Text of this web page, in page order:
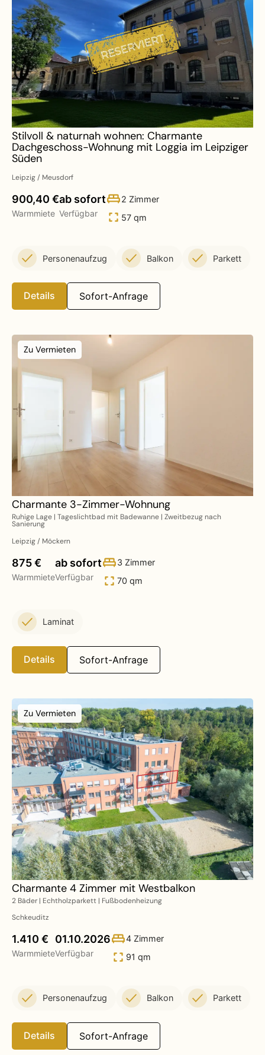
Stilvoll & naturnah wohnen: Charmante
Dachgeschoss-Wohnung mit Loggia im Leipziger
Süden
Leipzig / Meusdorf
900,40 €
Warmmiete
ab sofort
Verfügbar
2 Zimmer
57 qm
Personenaufzug Balkon Parkett
Details Sofort-Anfrage
Zu Vermieten
Charmante 3-Zimmer-Wohnung
Ruhige Lage | Tageslichtbad mit Badewanne | Zweitbezug nach
Sanierung
Leipzig / Möckern
875 €
Warmmiete
ab sofort
Verfügbar
3 Zimmer
70 qm
Laminat
Details Sofort-Anfrage
Zu Vermieten
Charmante 4 Zimmer mit Westbalkon
2 Bäder | Echtholzparkett | Fußbodenheizung
Schkeuditz
1.410 €
Warmmiete
01.10.2026
Verfügbar
4 Zimmer
91 qm
Personenaufzug Balkon Parkett
Details Sofort-Anfrage